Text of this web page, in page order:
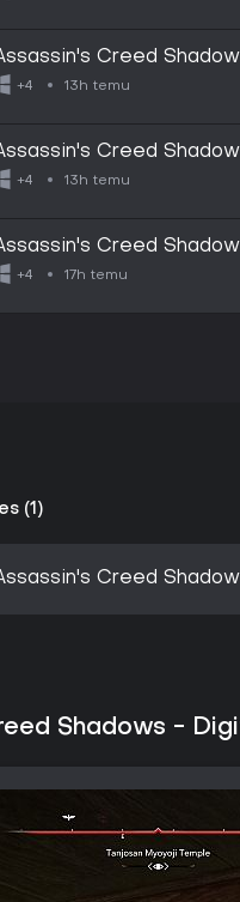
Creed
Connect CD Key
+4 13h temu
Creed
CD Key
+4 13h temu
Creed
Ubisoft Connect -
+4 17h temu
(1)
Creed
Shadows -